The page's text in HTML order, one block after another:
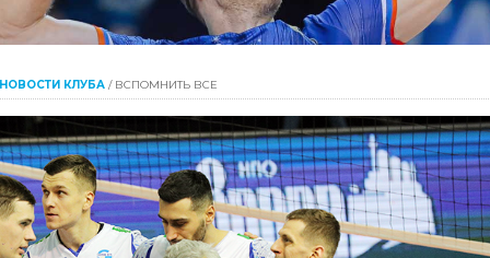
НОВОСТИ КЛУБА / ВСПОМНИТЬ ВСЕ